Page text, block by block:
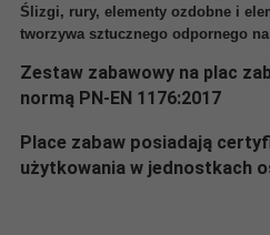
Ślizgi, rury, elementy ozdobne i
tworzywa sztucznego odpornego
Zestaw zabawowy na plac
normą PN-EN 1176:2017
Place zabaw posiadają
użytkowania w jednostkach